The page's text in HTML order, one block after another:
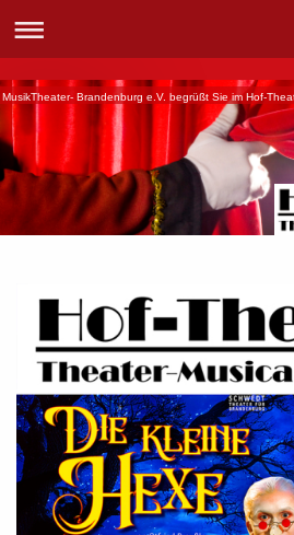
MusikTheater- Brandenburg e.V. begrüßt Sie im Hof-